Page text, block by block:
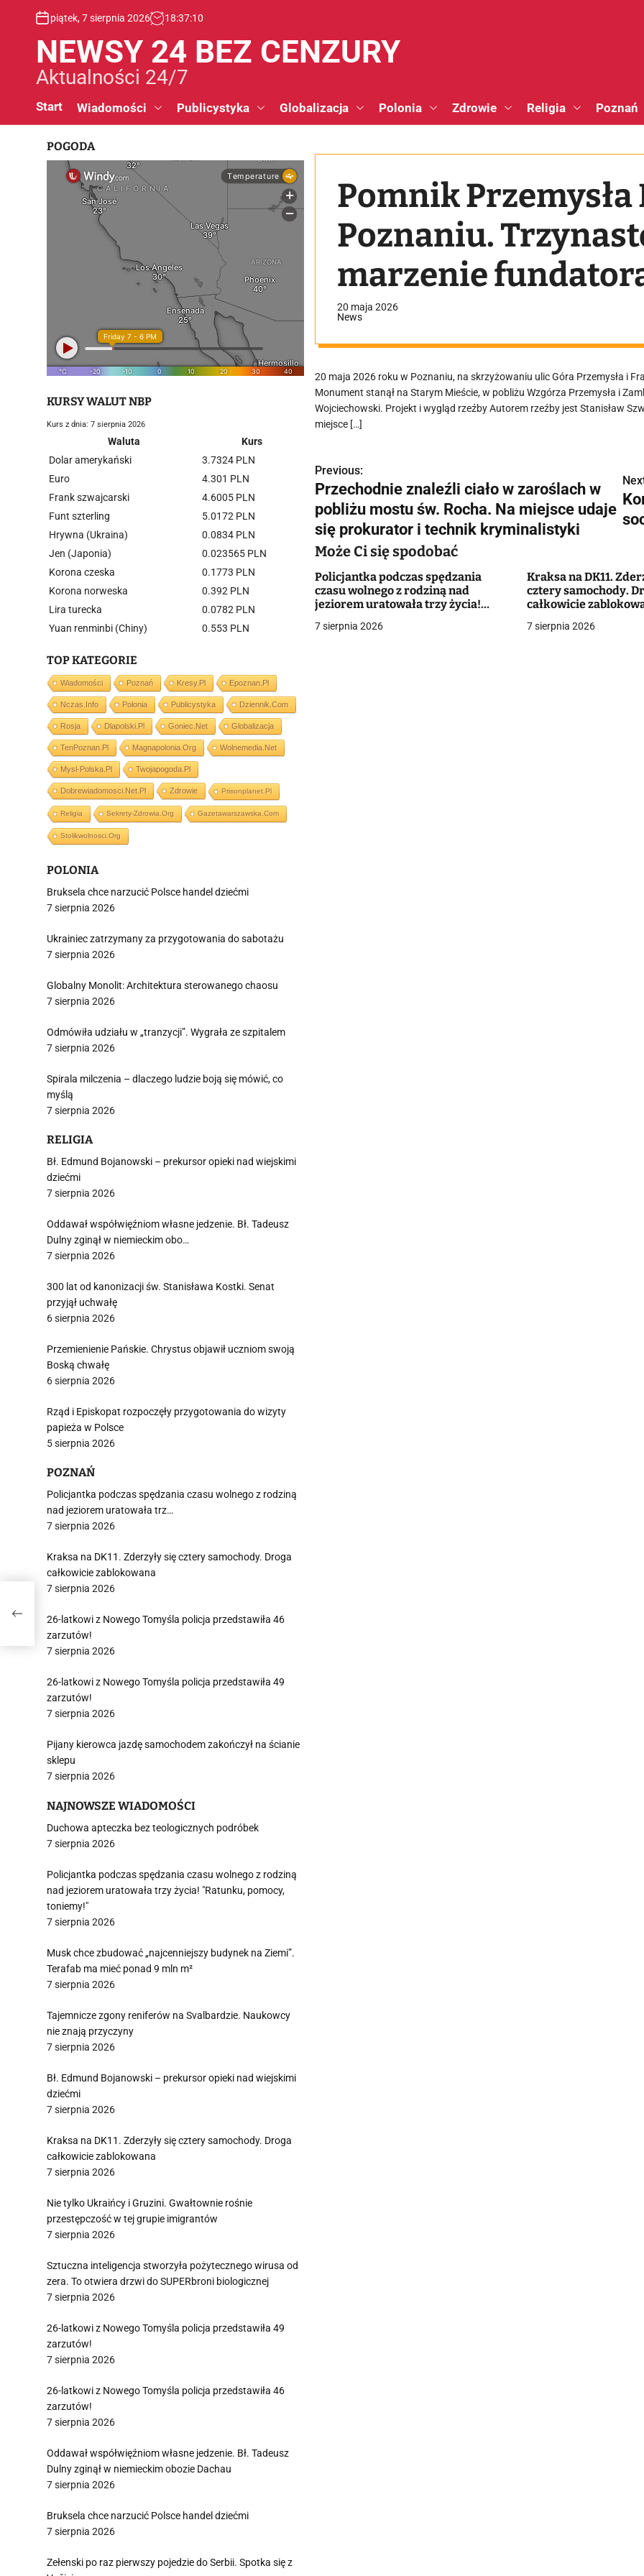
piątek, 7 sierpnia 2026 18:37:11
NEWSY 24 BEZ CENZURY
Aktualności 24/7
Start Wiadomości Publicystyka Globalizacja Polonia Zdrowie Religia Poznań
Pomnik
Poznaniu.
marzenie
20 maja 2026
News
20 maja 2026 roku w Poznaniu, na skrzyżowaniu ulic Góra Przemysła i
Monument stanął na Starym Mieście, w pobliżu Wzgórza Przemysła i
Wojciechowski. Projekt i wygląd rzeźby Autorem rzeźby jest Stanisław
miejsce […]
N
a
w
i
g
a
Previous:
Przechodnie znaleźli ciało w zaroślach w
pobliżu mostu św. Rocha. Na miejsce udaje
się prokurator i technik kryminalistyki
Może Ci się spodobać
Policjantka podczas spędzania
czasu wolnego z rodziną nad
jeziorem uratowała trzy życia!
7 sierpnia 2026
Kraksa na DK11.
cztery samochody.
całkowicie
7 sierpnia 2026
POGODA
KURSY WALUT NBP
Kurs z dnia: 7 sierpnia 2026
Waluta
Kurs
Dolar amerykański
3.7324 PLN
Euro
4.301 PLN
Frank szwajcarski
4.6005 PLN
Funt szterling
5.0172 PLN
Hrywna (Ukraina)
0.0834 PLN
Jen (Japonia)
0.023565 PLN
Korona czeska
0.1773 PLN
Korona norweska
0.392 PLN
Lira turecka
0.0782 PLN
Yuan renminbi (Chiny)
0.553 PLN
TOP KATEGORIE
Wiadomości Poznań Kresy.pl Epoznan.pl
Nczas.info Polonia Publicystyka Dziennik.com
Rosja Dlapolski.pl Goniec.net Globalizacja
TenPoznan.pl Magnapolonia.org Wolnemedia.net
Mysl-Polska.pl Twojapogoda.pl
Dobrewiadomosci.net.pl Zdrowie Prisonplanet.pl
Religia Sekrety-Zdrowia.org Gazetawarszawska.com
Stolikwolnosci.org
POLONIA
Bruksela chce narzucić Polsce handel dziećmi
7 sierpnia 2026
Ukrainiec zatrzymany za przygotowania do sabotażu
7 sierpnia 2026
Globalny Monolit: Architektura sterowanego chaosu
7 sierpnia 2026
Odmówiła udziału w „tranzycji”. Wygrała ze szpitalem
7 sierpnia 2026
Spirala milczenia – dlaczego ludzie boją się mówić, co
myślą
7 sierpnia 2026
RELIGIA
Bł. Edmund Bojanowski – prekursor opieki nad wiejskimi
dziećmi
7 sierpnia 2026
Oddawał współwięźniom własne jedzenie. Bł. Tadeusz
Dulny zginął w niemieckim obo…
7 sierpnia 2026
300 lat od kanonizacji św. Stanisława Kostki. Senat
przyjął uchwałę
6 sierpnia 2026
Przemienienie Pańskie. Chrystus objawił uczniom swoją
Boską chwałę
6 sierpnia 2026
Rząd i Episkopat rozpoczęły przygotowania do wizyty
papieża w Polsce
5 sierpnia 2026
POZNAŃ
Policjantka podczas spędzania czasu wolnego z rodziną
nad jeziorem uratowała trz…
7 sierpnia 2026
Kraksa na DK11. Zderzyły się cztery samochody. Droga
całkowicie zablokowana
7 sierpnia 2026
26-latkowi z Nowego Tomyśla policja przedstawiła 46
zarzutów!
7 sierpnia 2026
26-latkowi z Nowego Tomyśla policja przedstawiła 49
zarzutów!
7 sierpnia 2026
Pijany kierowca jazdę samochodem zakończył na ścianie
sklepu
7 sierpnia 2026
NAJNOWSZE WIADOMOŚCI
Duchowa apteczka bez teologicznych podróbek
7 sierpnia 2026
Policjantka podczas spędzania czasu wolnego z rodziną
nad jeziorem uratowała trzy życia! "Ratunku, pomocy,
toniemy!"
7 sierpnia 2026
Musk chce zbudować „najcenniejszy budynek na Ziemi”.
Terafab ma mieć ponad 9 mln m²
7 sierpnia 2026
Tajemnicze zgony reniferów na Svalbardzie. Naukowcy
nie znają przyczyny
7 sierpnia 2026
Bł. Edmund Bojanowski – prekursor opieki nad wiejskimi
dziećmi
7 sierpnia 2026
Kraksa na DK11. Zderzyły się cztery samochody. Droga
całkowicie zablokowana
7 sierpnia 2026
Nie tylko Ukraińcy i Gruzini. Gwałtownie rośnie
przestępczość w tej grupie imigrantów
7 sierpnia 2026
Sztuczna inteligencja stworzyła pożytecznego wirusa od
zera. To otwiera drzwi do SUPERbroni biologicznej
7 sierpnia 2026
26-latkowi z Nowego Tomyśla policja przedstawiła 49
zarzutów!
7 sierpnia 2026
26-latkowi z Nowego Tomyśla policja przedstawiła 46
zarzutów!
7 sierpnia 2026
Oddawał współwięźniom własne jedzenie. Bł. Tadeusz
Dulny zginął w niemieckim obozie Dachau
7 sierpnia 2026
Bruksela chce narzucić Polsce handel dziećmi
7 sierpnia 2026
Zełenski po raz pierwszy pojedzie do Serbii. Spotka się z
i